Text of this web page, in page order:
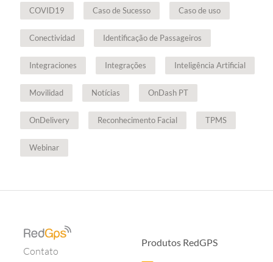
COVID19 Caso de Sucesso Caso de uso
Conectividad Identificação de Passageiros
Integraciones Integrações Inteligência Artificial
Movilidad Notícias OnDash PT
OnDelivery Reconhecimento Facial TPMS
Webinar
Contato
Produtos RedGPS